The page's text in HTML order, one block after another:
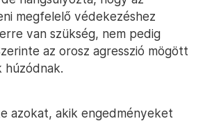
megfelelő védekezéshez
van szükség, nem pedig
az orosz agresszió mögött
húzódnak.
azokat, akik engedményeket